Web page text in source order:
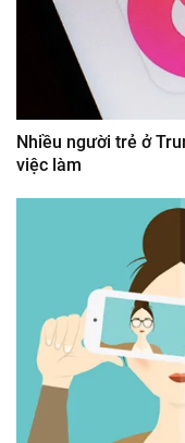
Nhiều người trẻ ở
việc làm